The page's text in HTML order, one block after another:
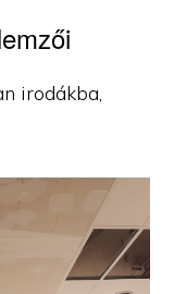
irodákba,